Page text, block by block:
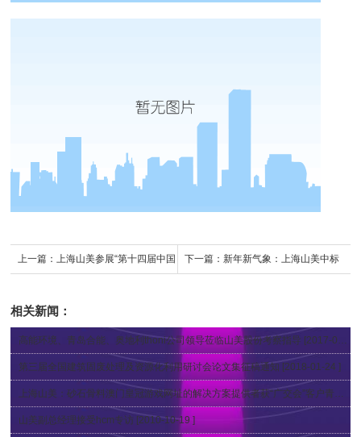
上一篇： 上海山美参展“第十四届中国 下一篇：新年新气象：上海山美中标
相关新闻：
高能环境、青岛合能、奥地利thoni公司领导莅临山美股份考察指导 [2017-09-01 ]
第三届全国建筑固废处理及资源化利用研讨会论文集征稿通知 [2018-01-24 ]
上海山美：砂石骨料澳门皇冠游戏网址的解决方案提供者获“广交会”客户青睐
山美副总经理接受hcm专访 [2010-10-19 ]